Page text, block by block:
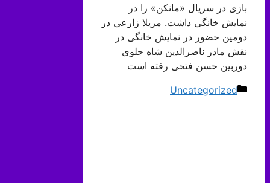
بازی در سریال «مانکن» را در
نمایش خانگی داشت. مریلا زارعی در
دومین حضور در نمایش خانگی در
نقش مادر ناصرالدین شاه جلوی
دوربین حسن فتحی رفته است
دسته‌ها
Uncategorized